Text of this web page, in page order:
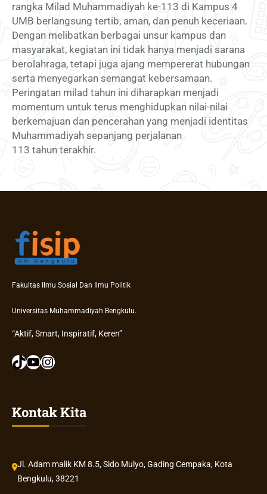
rangka Milad Muhammadiyah ke-113 di Kampus 4
UMB berlangsung tertib, aman, dan penuh keceriaan.
Dengan melibatkan berbagai unsur kampus dan
masyarakat, kegiatan ini tidak hanya menjadi sarana
berolahraga, tetapi juga ajang mempererat hubungan
serta menyegarkan semangat kebersamaan.
Peringatan milad tahun ini diharapkan menjadi
momentum untuk terus menghidupkan nilai-nilai
berkemajuan dan pencerahan yang menjadi identitas
Muhammadiyah sepanjang perjalanan
113 tahun terakhir.
Fakultas Ilmu Sosial Dan Ilmu Politik
Universitas Muhammadiyah Bengkulu.
“Aktif, Smart, Inspiratif, Keren”
TikTok YouTube Instagram
Kontak Kita
Jl. Adam malik KM 8.5, Sido Mulyo, Gading Cempaka, Kota
Bengkulu, 38221